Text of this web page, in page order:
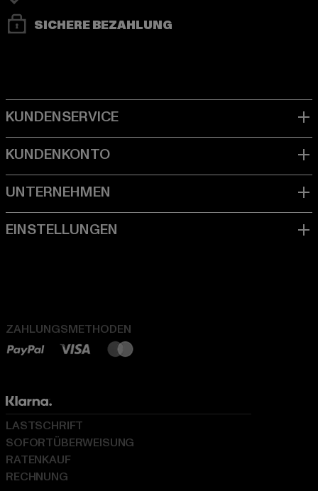
SICHERE BEZAHLUNG
ZAHLUNGSMETHODEN
LASTSCHRIFT
SOFORTÜBERWEISUNG
RATENKAUF
RECHNUNG